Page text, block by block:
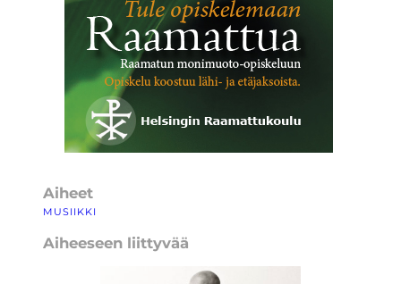
Aiheet
MUSIIKKI
Aiheeseen liittyvää